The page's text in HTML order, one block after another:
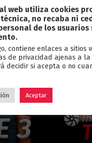
septiembre 26, 2024
i30N Stage 3 –
web utiliza cookies
no recaba ni
de los usuarios
contiene enlaces a sitios
de privacidad ajenas a la
decidir si acepta o no
Aceptar